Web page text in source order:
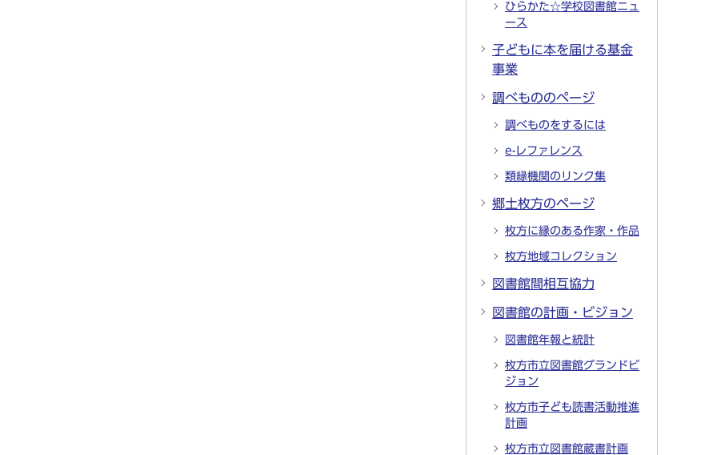
ひらかた☆学校図書館ニュ
ース
子どもに本を届ける基金
事業
調べもののページ
調べものをするには
e-レファレンス
類縁機関のリンク集
郷土枚方のページ
枚方に縁のある作家・作品
枚方地域コレクション
図書館間相互協力
図書館の計画・ビジョン
図書館年報と統計
枚方市立図書館グランドビ
ジョン
枚方市子ども読書活動推進
計画
枚方市立図書館蔵書計画